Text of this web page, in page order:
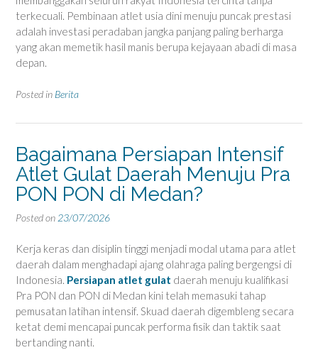
terkecuali. Pembinaan atlet usia dini menuju puncak prestasi
adalah investasi peradaban jangka panjang paling berharga
yang akan memetik hasil manis berupa kejayaan abadi di masa
depan.
Posted in Berita
Bagaimana Persiapan Intensif
Atlet Gulat Daerah Menuju Pra
PON PON di Medan?
Posted on 23/07/2026
Kerja keras dan disiplin tinggi menjadi modal utama para atlet
daerah dalam menghadapi ajang olahraga paling bergengsi di
Indonesia. Persiapan atlet gulat daerah menuju kualifikasi
Pra PON dan PON di Medan kini telah memasuki tahap
pemusatan latihan intensif. Skuad daerah digembleng secara
ketat demi mencapai puncak performa fisik dan taktik saat
bertanding nanti.